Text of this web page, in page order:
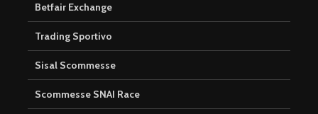
Betfair Exchange
Trading Sportivo
Sisal Scommesse
Scommesse SNAI Race